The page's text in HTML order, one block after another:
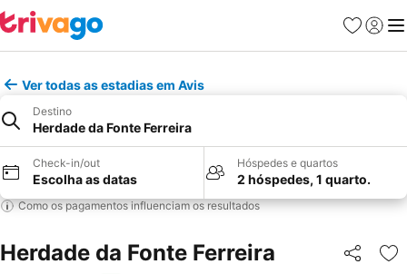
Favoritos
Iniciar
Ver todas as estadias em Avis
Destino
Herdade da Fonte Ferreira
Check-in/out
Escolha as datas
Hóspedes e quartos
2 hóspedes, 1 quarto.
Como os pagamentos influenciam os resultados
Herdade da Fonte Ferreira Partilhar